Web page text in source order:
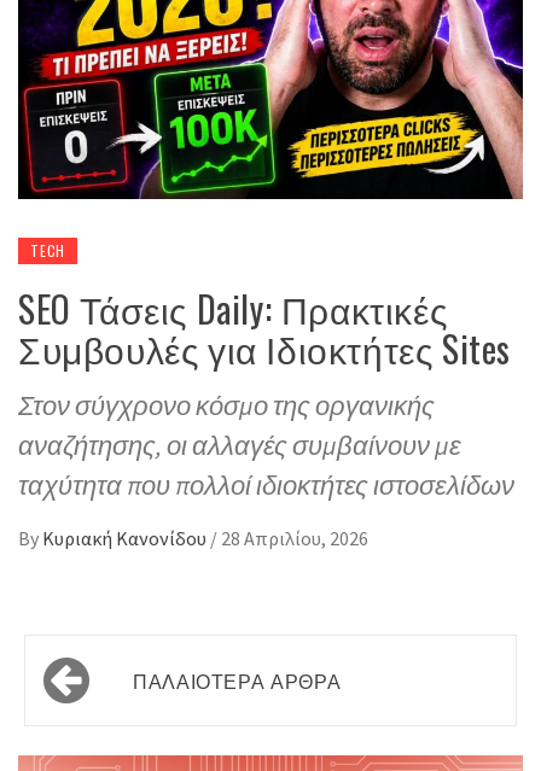
TECH
SEO Τάσεις Daily: Πρακτικές
Συμβουλές για Ιδιοκτήτες Sites
Στον σύγχρονο κόσμο της οργανικής
αναζήτησης, οι αλλαγές συμβαίνουν με
ταχύτητα που πολλοί ιδιοκτήτες ιστοσελίδων
By Κυριακή Κανονίδου / 28 Απριλίου, 2026
Πλοήγηση
άρθρωνΠΑΛΑΙΌΤΕΡΑ ΆΡΘΡΑ